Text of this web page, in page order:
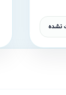
نشده